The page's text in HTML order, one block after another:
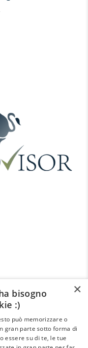
×
bisogno
:)
può memorizzare o
gran parte sotto forma di
essere su di te, le tue